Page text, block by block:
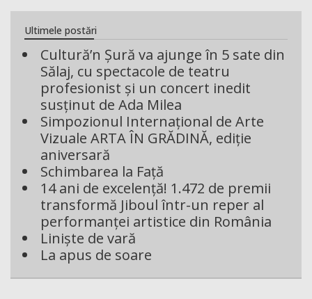
Ultimele postări
Cultură’n Șură va ajunge în 5 sate din
Sălaj, cu spectacole de teatru
profesionist și un concert inedit
susținut de Ada Milea
Simpozionul Internațional de Arte
Vizuale ARTA ÎN GRĂDINĂ, ediție
aniversară
Schimbarea la Față
14 ani de excelență! 1.472 de premii
transformă Jiboul într-un reper al
performanței artistice din România
Liniște de vară
La apus de soare